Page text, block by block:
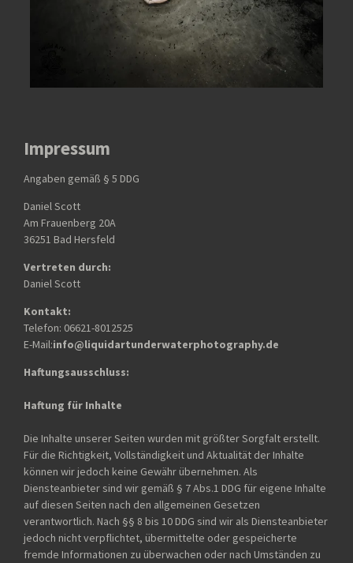
Impressum
Angaben gemäß § 5 DDG
Daniel Scott
Am Frauenberg 20A
36251 Bad Hersfeld
Vertreten durch:
Daniel Scott
Kontakt:
Telefon: 06621-8012525
E-Mail:info@liquidartunderwaterphotography.de
Haftungsausschluss:
Haftung für Inhalte
Die Inhalte unserer Seiten wurden mit größter Sorgfalt erstellt.
Für die Richtigkeit, Vollständigkeit und Aktualität der Inhalte
können wir jedoch keine Gewähr übernehmen. Als
Diensteanbieter sind wir gemäß § 7 Abs.1 DDG für eigene Inhalte
auf diesen Seiten nach den allgemeinen Gesetzen
verantwortlich. Nach §§ 8 bis 10 DDG sind wir als Diensteanbieter
jedoch nicht verpflichtet, übermittelte oder gespeicherte
fremde Informationen zu überwachen oder nach Umständen zu